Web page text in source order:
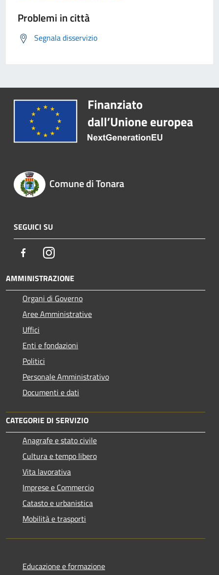
Problemi in città
Segnala disservizio
Comune di Tonara
SEGUICI SU
FacebookInstagram
AMMINISTRAZIONE
Organi di Governo
Aree Amministrative
Uffici
Enti e fondazioni
Politici
Personale Amministrativo
Documenti e dati
CATEGORIE DI SERVIZIO
Anagrafe e stato civile
Cultura e tempo libero
Vita lavorativa
Imprese e Commercio
Catasto e urbanistica
Mobilità e trasporti
Educazione e formazione